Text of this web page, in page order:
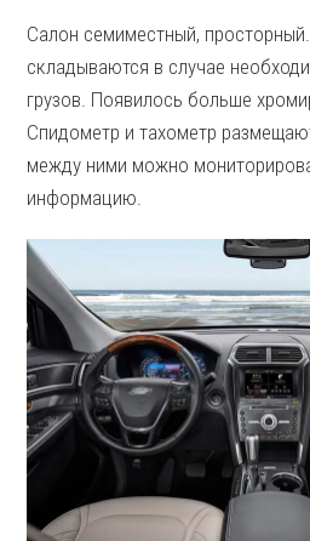
Салон семиместный,
складываются в случае
грузов. Появилось больше
Спидометр и тахометр
между ними можно
информацию.